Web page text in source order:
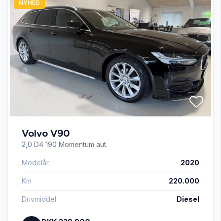
El-spejle med varme
Fartpilot
Fjernbetjent centrallås
Højdejusterbart førersæde
Imiteret læder
Infocenter
Isofix
NYHED
Volvo V90
2,0 D4 190 Momentum aut.
Modelår 2020
Km 220.000
Drivmiddel Diesel